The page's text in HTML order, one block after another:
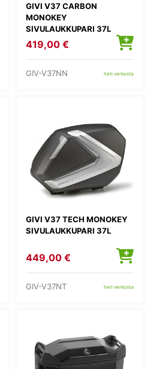
GIVI V37 CARBON
MONOKEY
SIVULAUKKUPARI 37L
419,00 €
GIV-V37NN heti verkosta
GIVI V37 TECH MONOKEY
SIVULAUKKUPARI 37L
449,00 €
GIV-V37NT heti verkosta